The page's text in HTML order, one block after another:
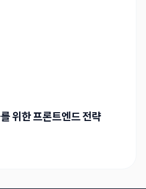
위한 프론트엔드 전략